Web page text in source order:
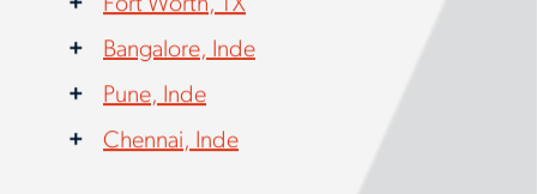
Bangalore, Inde
Pune, Inde
Chennai, Inde